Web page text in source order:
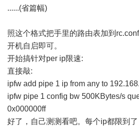
......(省篇幅)
照这个格式把手里的路由表加到
开机自启即可。
开始搞针对per ip限速:
直接敲:
ipfw add pipe 1 ip from any to
ipfw pipe 1 config bw 500KBytes/s
0x000000ff
好了，自己测测看吧。每个ip都限到